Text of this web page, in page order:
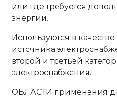
или где требуется
энергии.
Используются в
источника
второй и третьей
электроснабжения.
ОБЛАСТИ применения